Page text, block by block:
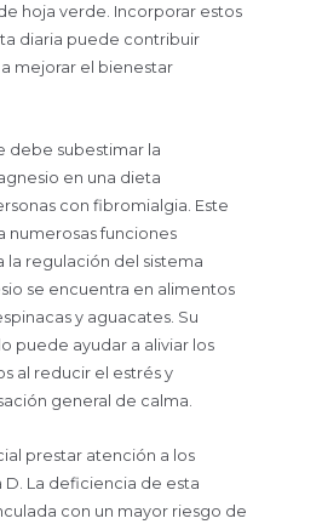
hoja verde. Incorporar estos
diaria puede contribuir
mejorar el bienestar
debe subestimar la
en una dieta
con fibromialgia. Este
numerosas funciones
la regulación del sistema
se encuentra en alimentos
y aguacates. Su
puede ayudar a aliviar los
al reducir el estrés y
general de calma.
prestar atención a los
D. La deficiencia de esta
con un mayor riesgo de